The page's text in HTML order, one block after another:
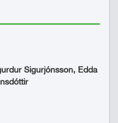
Sigurjónsson, Edda